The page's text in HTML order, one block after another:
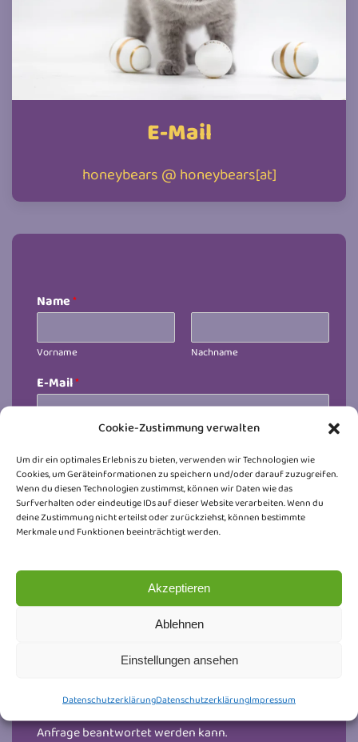
Cookie-Zustimmung verwalten
Um dir ein optimales Erlebnis zu bieten, verwenden wir Technologien wie
Cookies, um Geräteinformationen zu speichern und/oder darauf zuzugreifen.
Wenn du diesen Technologien zustimmst, können wir Daten wie das
Surfverhalten oder eindeutige IDs auf dieser Website verarbeiten. Wenn du
deine Zustimmung nicht erteilst oder zurückziehst, können bestimmte
Merkmale und Funktionen beeinträchtigt werden.
Akzeptieren
Ablehnen
Einstellungen ansehen
DatenschutzerklärungDatenschutzerklärungImpressum
E-Mail
honeybears @ honeybears[at]
Name*
Vorname Nachname
E-Mail*
*für Rückfragen, falls ein Rückruf erbeten wird
Kommentar oder Nachricht*
DSGVO-Einverständnis*
übermittelten Informationen speichert, sodass meine
Anfrage beantwortet werden kann.